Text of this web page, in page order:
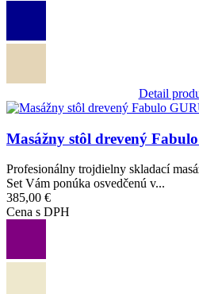
Detail
Obrázok
Masážny stôl drevený
Profesionálny trojdielny skladací
Set Vám ponúka osvedčenú v...
385,00 €
Cena s DPH